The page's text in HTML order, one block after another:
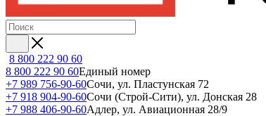
8 800 222 90 60
8 800 222 90 60Единый номер
+7 989 756-90-60Сочи, ул. Пластунская 72
+7 918 904-90-60Сочи (Строй-Сити), ул. Донская 28
+7 988 406-90-60Адлер, ул. Авиационная 28/9